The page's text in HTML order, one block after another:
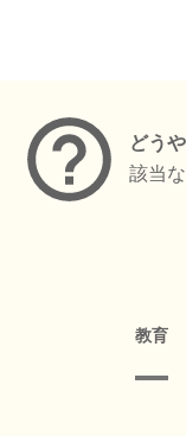
どう
該当
教育